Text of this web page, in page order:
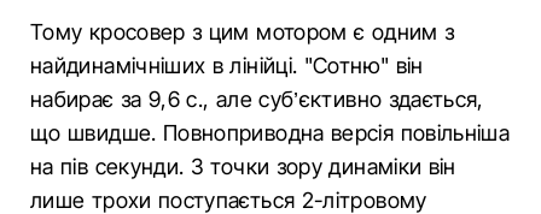
Тому кросовер з цим мотором є одним з
найдинамічніших в лінійці. "Сотню" він
набирає за 9,6 с., але суб’єктивно здається,
що швидше. Повноприводна версія повільніша
на пів секунди. З точки зору динаміки він
лише трохи поступається 2-літровому